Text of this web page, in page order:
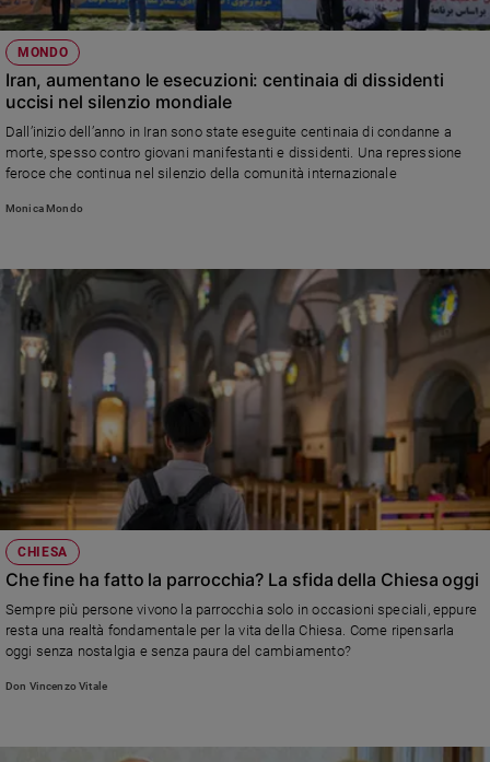
MONDO
Iran, aumentano le esecuzioni: centinaia di dissidenti
uccisi nel silenzio mondiale
Dall’inizio dell’anno in Iran sono state eseguite centinaia di condanne a
morte, spesso contro giovani manifestanti e dissidenti. Una repressione
feroce che continua nel silenzio della comunità internazionale
Monica Mondo
CHIESA
Che fine ha fatto la parrocchia? La sfida della Chiesa oggi
Sempre più persone vivono la parrocchia solo in occasioni speciali, eppure
resta una realtà fondamentale per la vita della Chiesa. Come ripensarla
oggi senza nostalgia e senza paura del cambiamento?
Don Vincenzo Vitale